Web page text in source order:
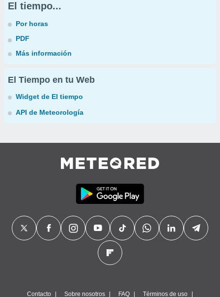
El tiempo...
Por horas
PDF
Más información
El Tiempo en tu Web
Widget de El tiempo
API de Meteorología
Contacto Sobre nosotros FAQ Términos de uso